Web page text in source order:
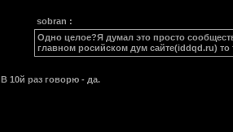
sobran :
Одно целое?Я думал это просто
главном росийском дум сайте(iddqd.ru)
В 10й раз говорю - да.